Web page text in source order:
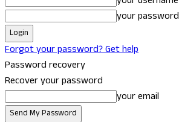
your password
Forgot your password? Get help
Password recovery
Recover your password
your email